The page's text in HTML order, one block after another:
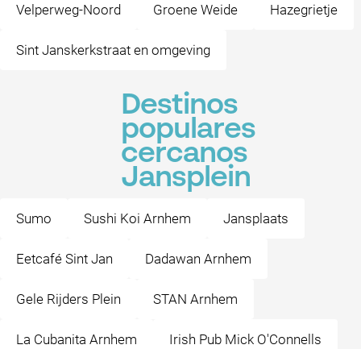
Velperweg-Noord Groene Weide Hazegrietje
Sint Janskerkstraat en omgeving
Destinos
populares
cercanos
Jansplein
Sumo Sushi Koi Arnhem Jansplaats
Eetcafé Sint Jan Dadawan Arnhem
Gele Rijders Plein STAN Arnhem
La Cubanita Arnhem Irish Pub Mick O'Connells